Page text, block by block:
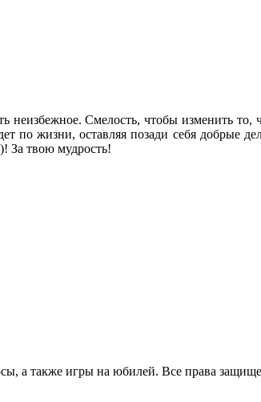
неизбежное. Смелость, чтобы изменить
по жизни, оставляя позади себя добрые
За твою мудрость!
а также игры на юбилей. Все права